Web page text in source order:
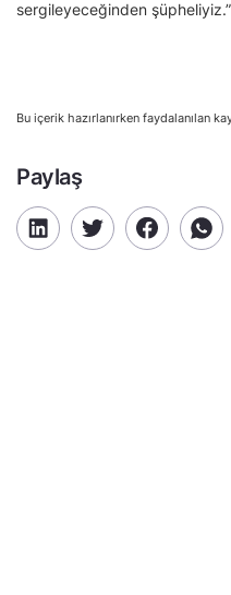
sergileyeceğinden
Bu içerik hazırlanırken faydalanılan
Paylaş